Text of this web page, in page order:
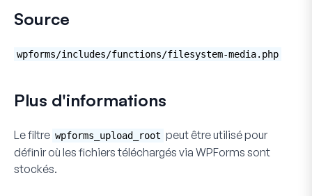
Source
wpforms/includes/functions/filesystem-media.php
Plus d'informations
Le filtre wpforms_upload_root peut être utilisé pour
définir où les fichiers téléchargés via WPForms sont
stockés.